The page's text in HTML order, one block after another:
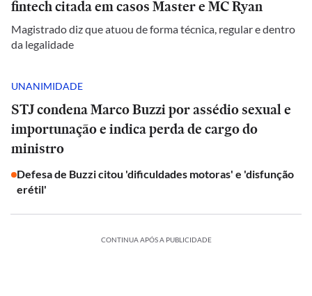
fintech citada em casos Master e MC Ryan
Magistrado diz que atuou de forma técnica, regular e dentro
da legalidade
UNANIMIDADE
STJ condena Marco Buzzi por assédio sexual e
importunação e indica perda de cargo do
ministro
Defesa de Buzzi citou 'dificuldades motoras' e 'disfunção
erétil'
CONTINUA APÓS A PUBLICIDADE